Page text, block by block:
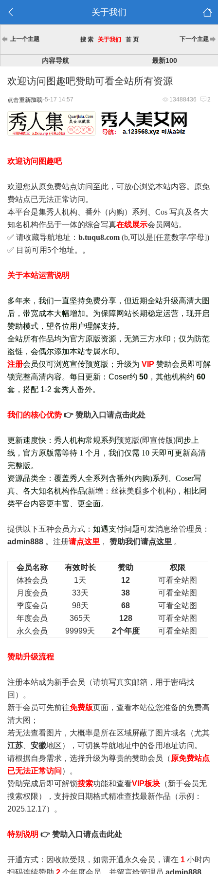
关于我们
上一个主题 搜 索 关于我们 首 页 下一个主题
内容导航 最新100
欢迎访问图趣吧赞助可看全站所有资源
点击重新加载 13488436 2
2025-5-17 14:57
欢迎访问图趣吧
欢迎您从原免费站点访问至此，可放心浏览本站内容。原免
费站点已无法正常访问。
本平台是集秀人机构、番外（内购）系列、Cos 写真及各大
知名机构作品于一体的综合写真在线展示会员网站。
✅ 请收藏导航地址： b.tuqu8.com (b,可以是[任意数字/字母])
✅ 目前可用5个地址。。
关于本站运营说明
多年来，我们一直坚持免费分享，但近期全站升级高清大图
后，带宽成本大幅增加。为保障网站长期稳定运营，现开启
赞助模式，望各位用户理解支持。
全站所有作品均为官方原版资源，无第三方水印；仅为防范
盗链，会偶尔添加本站专属水印。
注册会员仅可浏览宣传预览版 ； 升级为 VIP 赞助会员即可解
锁完整高清内容。每日更新： Coser约 50 ，其他机构约 60
套， 搭配 1-2 套秀人番外。
我们的核心优势 👉 赞助入口请点击此处
更新速度快：秀人机构常规系列 预览版(即宣传版)同步上
线，官方原版需等待 1 个月，我们仅需 10 天即可更新高清
完整版。
资源品类全：覆盖秀人全系列含番外(内购)系列、Coser写
真、各大知名机构作品(新增：丝袜美腿多个机构)，相比同
类平台内容更丰富、更全面。
提供以下五种会员方式： 如遇支付问题可发消息给管理员：
admin888 。注册请点这里 ， 赞助我们请点这里 。
会员名称 有效时长 赞助
权限
体验会员
1天 12
可看全站图
月度会员
33天 38
可看全站图
季度会员
98天 68
可看全站图
年度会员
365天 128
可看全站图
永久会员
99999天 2个年度 可看全站图
赞助升级流程
注册本站成为新手会员 （请填写真实邮箱，用于密码找
回）。
新手会员可先前往免费版页面，查看本站位您准备的免费高
清大图；
若无法查看图片，大概率是所在区域屏蔽了图片域名（尤其
江苏
安徽地区），可切换导航地址中的备用地址访问。
请根据自身需求，选择升级为尊贵的赞助会员（ 原免费站点
已无法正常访问 ）。
赞助完成后即可解锁搜索功能和查看VIP板块 （新手会员无
搜索权限），支持按日期格式精准查找最新作品（示例：
2025.12.17）。
特别说明 👉 赞助入口请点击此处
开通方式：因收款受限，如需开通永久会员，请在 1 小时内
扫码连续赞助 2 个年度会员，并留言给管理员 admin888